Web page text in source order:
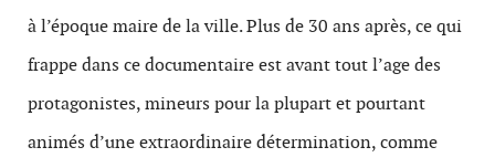
à l’époque maire de la ville. Plus de 30 ans après, ce qui
frappe dans ce documentaire est avant tout l’age des
protagonistes, mineurs pour la plupart et pourtant
animés d’une extraordinaire détermination, comme